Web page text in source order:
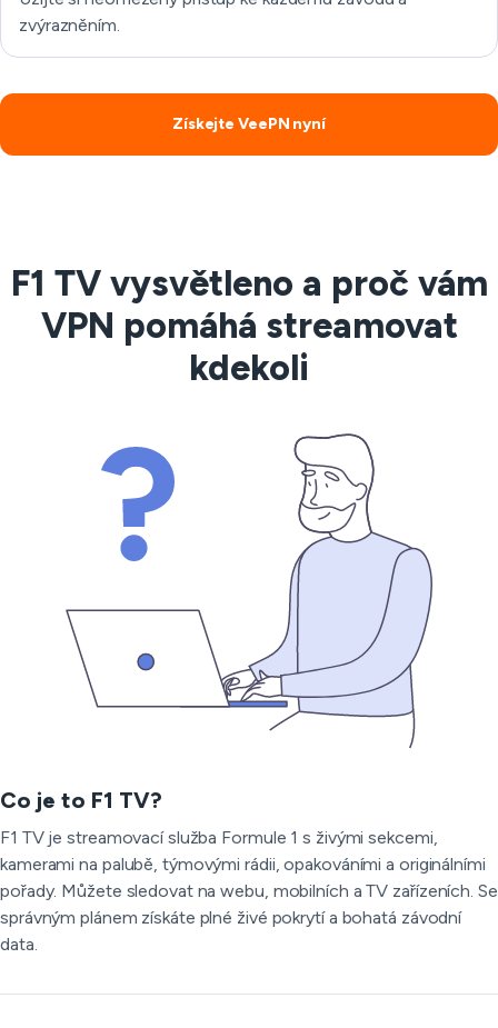
zvýrazněním.
Získejte VeePN nyní
F1 TV vysvětleno a proč vám
VPN pomáhá streamovat
kdekoli
Co je to F1 TV?
F1 TV je streamovací služba Formule 1 s živými sekcemi,
kamerami na palubě, týmovými rádii, opakováními a originálními
pořady. Můžete sledovat na webu, mobilních a TV zařízeních. Se
správným plánem získáte plné živé pokrytí a bohatá závodní
data.